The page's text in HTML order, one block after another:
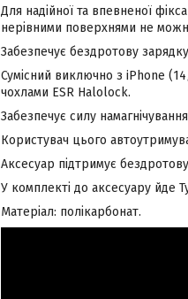
Для надійної та впевненої
нерівними поверхнями не
Забезпечує бездротову
Сумісний виключно з iPhone
чохлами ESR Halolock.
Забезпечує силу
Користувач цього
Аксесуар підтримує
У комплекті до аксесуару йде
Матеріал: полікарбонат.